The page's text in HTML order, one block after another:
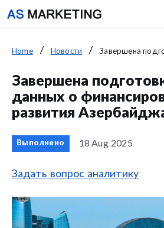
Home Новости Завершена
Завершена
данных о
развития
Выполнено 18 Aug 2025
Задать вопрос аналитику